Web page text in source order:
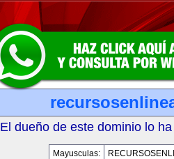
El dueño de este dominio lo
Mayusculas: